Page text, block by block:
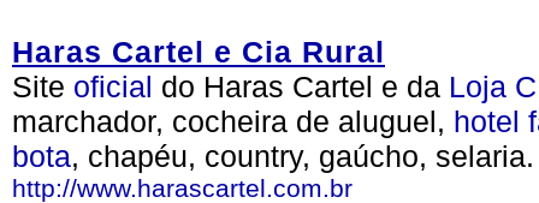
Haras Cartel e Cia Rural
Site oficial do Haras Cartel e da Loja
marchador, cocheira de aluguel, hotel
bota, chapéu, country, gaúcho,
http://www.harascartel.com.br